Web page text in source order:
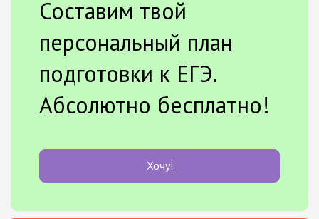
Составим твой
персональный план
подготовки к ЕГЭ.
Абсолютно бесплатно!
Хочу!